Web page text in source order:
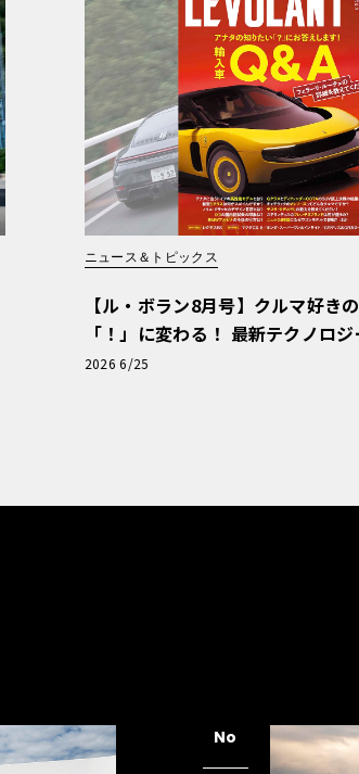
ニュース＆トピックス
【ル・ボラン8月号】クルマ好き
「！」に変わる！ 最新テクノロ
「輸入車Q&A」
2026 6/25
No